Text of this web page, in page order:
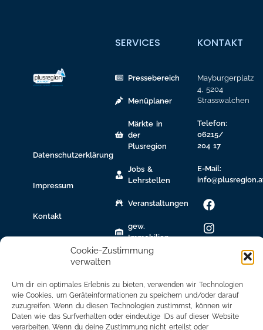
Cookie-Zustimmung
verwalten
Um dir ein optimales Erlebnis zu bieten, verwenden wir Technologien
wie Cookies, um Geräteinformationen zu speichern und/oder darauf
zuzugreifen. Wenn du diesen Technologien zustimmst, können wir
Daten wie das Surfverhalten oder eindeutige IDs auf dieser Website
verarbeiten. Wenn du deine Zustimmung nicht erteilst oder
Datenschutzerklärung
Impressum
Kontakt
SERVICES
Pressebereich
Menüplaner
Märkte in
der
Plusregion
Jobs &
Lehrstellen
Veranstaltungen
gew.
Immobilien
Newsletter
Anmeldung
Mitglied
KONTAKT
Mayburgerplatz
4, 5204
Strasswalchen
Telefon:
06215/
204 17
E-Mail: